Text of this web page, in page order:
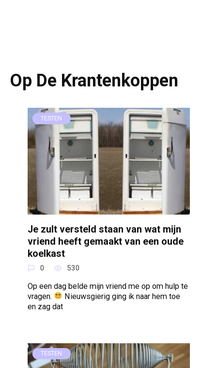
Op De Krantenkoppen
TESTEN
Je zult versteld staan van wat mijn
vriend heeft gemaakt van een oude
koelkast
0 530
Op een dag belde mijn vriend me op om hulp te
vragen.
Nieuwsgierig ging ik naar hem toe
en zag dat
TESTEN